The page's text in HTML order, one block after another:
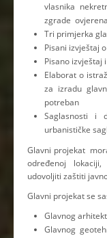
vlasnika
zgrade
Tri primjerka
Pisani izvještaj
Pisano izvještaj
Elaborat o
za izradu
potreban
Saglasnosti i
urbanističke
Glavni projekat
određenoj
udovoljiti zaštiti
Glavni projekat se
Glavnog
Glavnog